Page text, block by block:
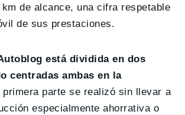
de alcance, una cifra respetable
de sus prestaciones.
está dividida en dos
centradas ambas en la
primera parte se realizó sin llevar a
especialmente ahorrativa o